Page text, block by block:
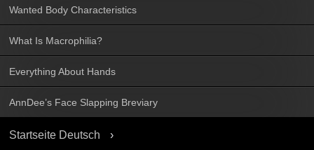
Wanted Body Characteristics
What Is Macrophilia?
Everything About Hands
AnnDee’s Face Slapping Breviary
Startseite Deutsch